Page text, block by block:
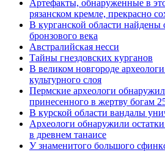
Артефакты, обнаруженные в
рязанском кремле, прекрасно
В курганской области найдены
бронзового века
Австралийская несси
Тайны гнездовских курганов
В великом новгороде
культурного слоя
Пермские археологи
принесенного в жертву богам
В курской области вандалы
Археологи обнаружили
в древнем танаисе
У знаменитого большого